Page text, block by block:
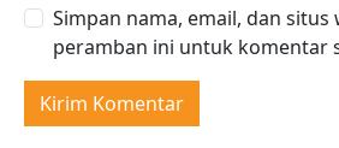
Simpan nama, email, dan situs
peramban ini untuk komentar